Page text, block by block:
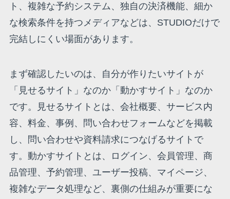
ト、複雑な予約システム、独自の決済機能、細か
な検索条件を持つメディアなどは、STUDIOだけで
完結しにくい場面があります。
まず確認したいのは、自分が作りたいサイトが
「見せるサイト」なのか「動かすサイト」なのか
です。見せるサイトとは、会社概要、サービス内
容、料金、事例、問い合わせフォームなどを掲載
し、問い合わせや資料請求につなげるサイトで
す。動かすサイトとは、ログイン、会員管理、商
品管理、予約管理、ユーザー投稿、マイページ、
複雑なデータ処理など、裏側の仕組みが重要にな